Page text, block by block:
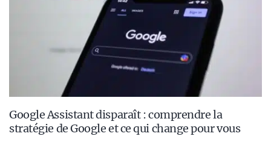
Google Assistant disparaît : comprendre la
stratégie de Google et ce qui change pour vous